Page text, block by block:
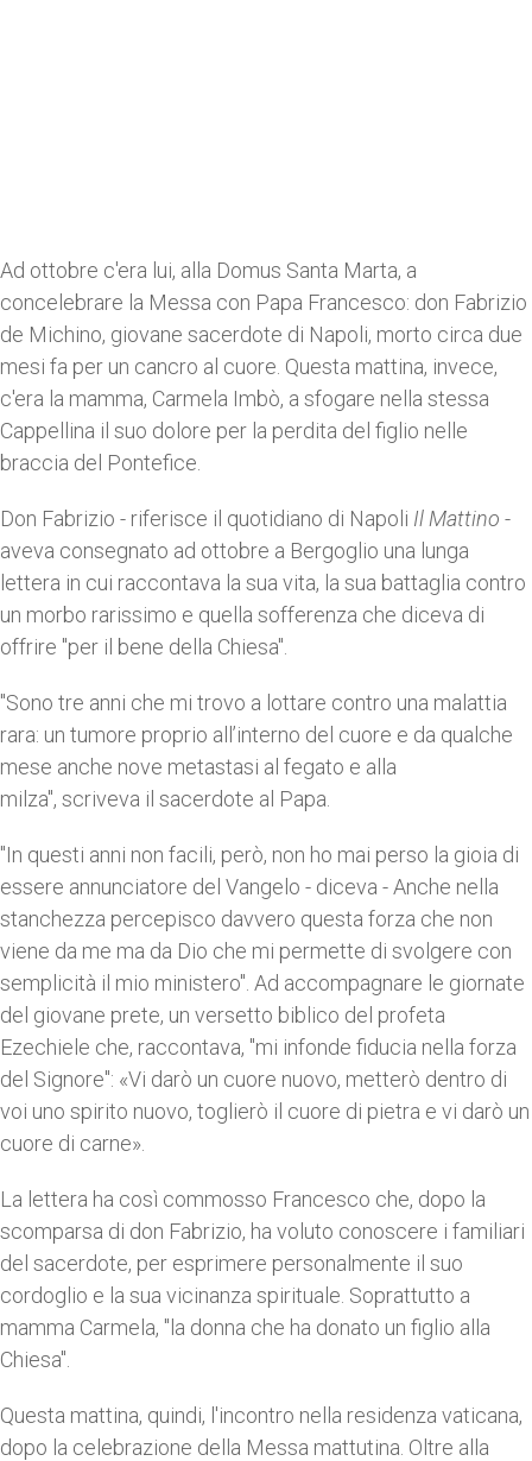
Ad ottobre c'era lui, alla Domus Santa Marta, a
concelebrare la Messa con Papa Francesco: don Fabrizio
de Michino, giovane sacerdote di Napoli, morto circa due
mesi fa per un cancro al cuore. Questa mattina, invece,
c'era la mamma, Carmela Imbò, a sfogare nella stessa
Cappellina il suo dolore per la perdita del figlio nelle
braccia del Pontefice.
Don Fabrizio - riferisce il quotidiano di Napoli Il Mattino -
aveva consegnato ad ottobre a Bergoglio una lunga
lettera in cui raccontava la sua vita, la sua battaglia contro
un morbo rarissimo e quella sofferenza che diceva di
offrire "per il bene della Chiesa".
"Sono tre anni che mi trovo a lottare contro una malattia
rara: un tumore proprio all’interno del cuore e da qualche
mese anche nove metastasi al fegato e alla
milza", scriveva il sacerdote al Papa.
"In questi anni non facili, però, non ho mai perso la gioia di
essere annunciatore del Vangelo - diceva - Anche nella
stanchezza percepisco davvero questa forza che non
viene da me ma da Dio che mi permette di svolgere con
semplicità il mio ministero". Ad accompagnare le giornate
del giovane prete, un versetto biblico del profeta
Ezechiele che, raccontava, "mi infonde fiducia nella forza
del Signore": «Vi darò un cuore nuovo, metterò dentro di
voi uno spirito nuovo, toglierò il cuore di pietra e vi darò un
cuore di carne».
La lettera ha così commosso Francesco che, dopo la
scomparsa di don Fabrizio, ha voluto conoscere i familiari
del sacerdote, per esprimere personalmente il suo
cordoglio e la sua vicinanza spirituale. Soprattutto a
mamma Carmela, "la donna che ha donato un figlio alla
Chiesa".
Questa mattina, quindi, l'incontro nella residenza vaticana,
dopo la celebrazione della Messa mattutina. Oltre alla